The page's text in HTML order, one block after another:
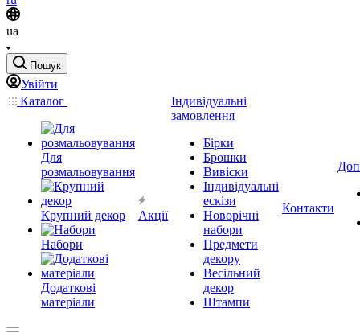
ua
Пошук
Увійти
Каталог
Для
розмальовування
Крупний декор
Набори
Додаткові
матеріали
Акції
Індивідуальні
замовлення
Бірки
Брошки
Вивіски
Індивідуальні
ескізи
Новорічні
набори
Предмети
декору
Весільний
декор
Штампи
Контакти